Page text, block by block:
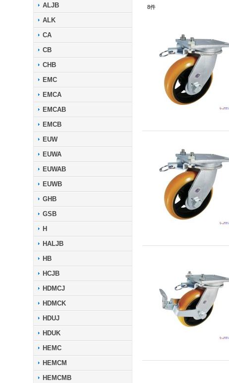
ALJB
ALK
CA
CB
CHB
EMC
EMCA
EMCAB
EMCB
EUW
EUWA
EUWAB
EUWB
GHB
GSB
H
HALJB
HB
HCJB
HDMCJ
HDMCK
HDUJ
HDUK
HEMC
HEMCM
HEMCMB
8件